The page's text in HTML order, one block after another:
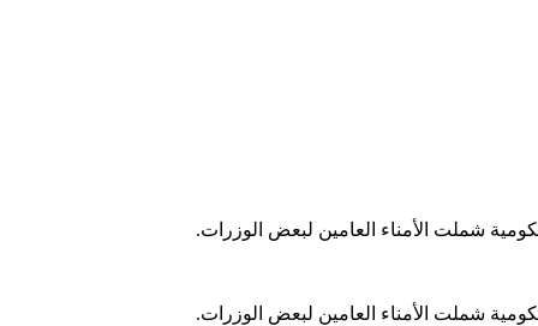
شملت الأمناء العامين لبعض الوزرات.
شملت الأمناء العامين لبعض الوزرات.